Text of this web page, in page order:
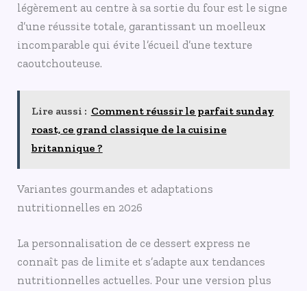
légèrement au centre à sa sortie du four est le signe
d’une réussite totale, garantissant un moelleux
incomparable qui évite l’écueil d’une texture
caoutchouteuse.
Lire aussi : Comment réussir le parfait sunday
roast, ce grand classique de la cuisine
britannique ?
Variantes gourmandes et adaptations
nutritionnelles en 2026
La personnalisation de ce dessert express ne
connaît pas de limite et s’adapte aux tendances
nutritionnelles actuelles. Pour une version plus